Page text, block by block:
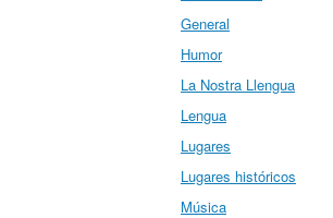
General
Humor
La Nostra Llengua
Lengua
Lugares
Lugares históricos
Música